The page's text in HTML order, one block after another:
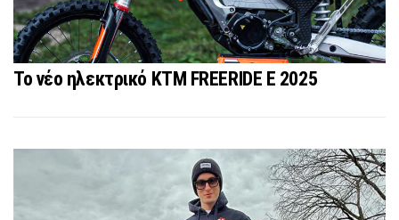
Το νέο ηλεκτρικό KTM FREERIDE E 2025